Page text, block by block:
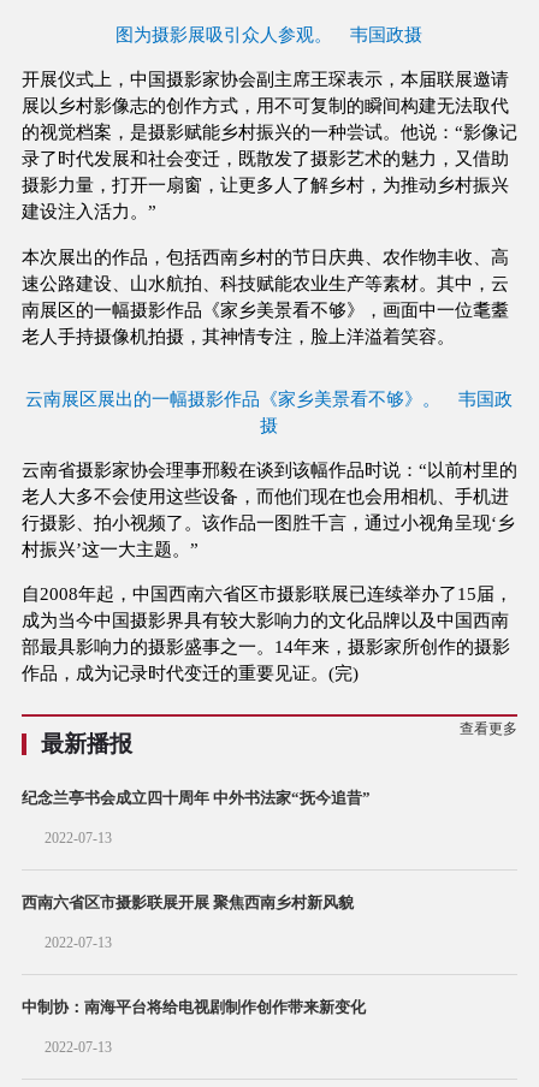
图为摄影展吸引众人参观。 韦国政摄
开展仪式上，中国摄影家协会副主席王琛表示，本届联展邀请
展以乡村影像志的创作方式，用不可复制的瞬间构建无法取代
的视觉档案，是摄影赋能乡村振兴的一种尝试。他说：“影像记
录了时代发展和社会变迁，既散发了摄影艺术的魅力，又借助
摄影力量，打开一扇窗，让更多人了解乡村，为推动乡村振兴
建设注入活力。”
本次展出的作品，包括西南乡村的节日庆典、农作物丰收、高
速公路建设、山水航拍、科技赋能农业生产等素材。其中，云
南展区的一幅摄影作品《家乡美景看不够》，画面中一位耄耋
老人手持摄像机拍摄，其神情专注，脸上洋溢着笑容。
云南展区展出的一幅摄影作品《家乡美景看不够》。 韦国政
摄
云南省摄影家协会理事邢毅在谈到该幅作品时说：“以前村里的
老人大多不会使用这些设备，而他们现在也会用相机、手机进
行摄影、拍小视频了。该作品一图胜千言，通过小视角呈现‘乡
村振兴’这一大主题。”
自2008年起，中国西南六省区市摄影联展已连续举办了15届，
成为当今中国摄影界具有较大影响力的文化品牌以及中国西南
部最具影响力的摄影盛事之一。14年来，摄影家所创作的摄影
作品，成为记录时代变迁的重要见证。(完)
最新播报
查看更多
纪念兰亭书会成立四十周年 中外书法家“抚今追昔”
2022-07-13
西南六省区市摄影联展开展 聚焦西南乡村新风貌
2022-07-13
中制协：南海平台将给电视剧制作创作带来新变化
2022-07-13